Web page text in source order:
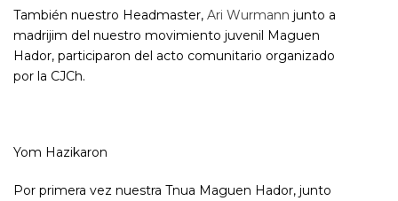
También nuestro Headmaster, Ari Wurmann junto a
madrijim del nuestro movimiento juvenil Maguen
Hador, participaron del acto comunitario organizado
por la CJCh.
Yom Hazikaron
Por primera vez nuestra Tnua Maguen Hador, junto